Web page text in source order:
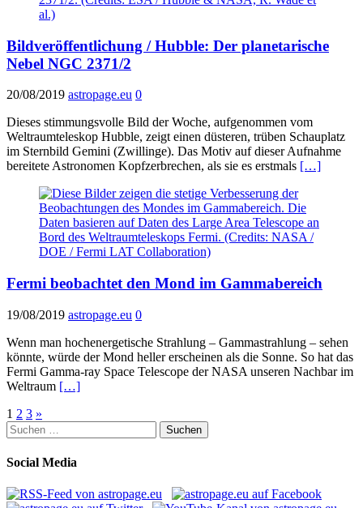
Bildveröffentlichung / Hubble: Der planetarische
Nebel NGC 2371/2
20/08/2019 astropage.eu 0
Dieses stimmungsvolle Bild der Woche, aufgenommen vom
Weltraumteleskop Hubble, zeigt einen düsteren, trüben Schauplatz
im Sternbild Gemini (Zwillinge). Das Motiv auf dieser Aufnahme
bereitete Astronomen Kopfzerbrechen, als sie es erstmals […]
Fermi beobachtet den Mond im Gammabereich
19/08/2019 astropage.eu 0
Wenn man hochenergetische Strahlung – Gammastrahlung – sehen
könnte, würde der Mond heller erscheinen als die Sonne. So hat das
Fermi Gamma-ray Space Telescope der NASA unseren Nachbar im
Weltraum […]
Seitennummerierung
der
Beiträge
1 2 3 »
Suchen
nach:
Social Media